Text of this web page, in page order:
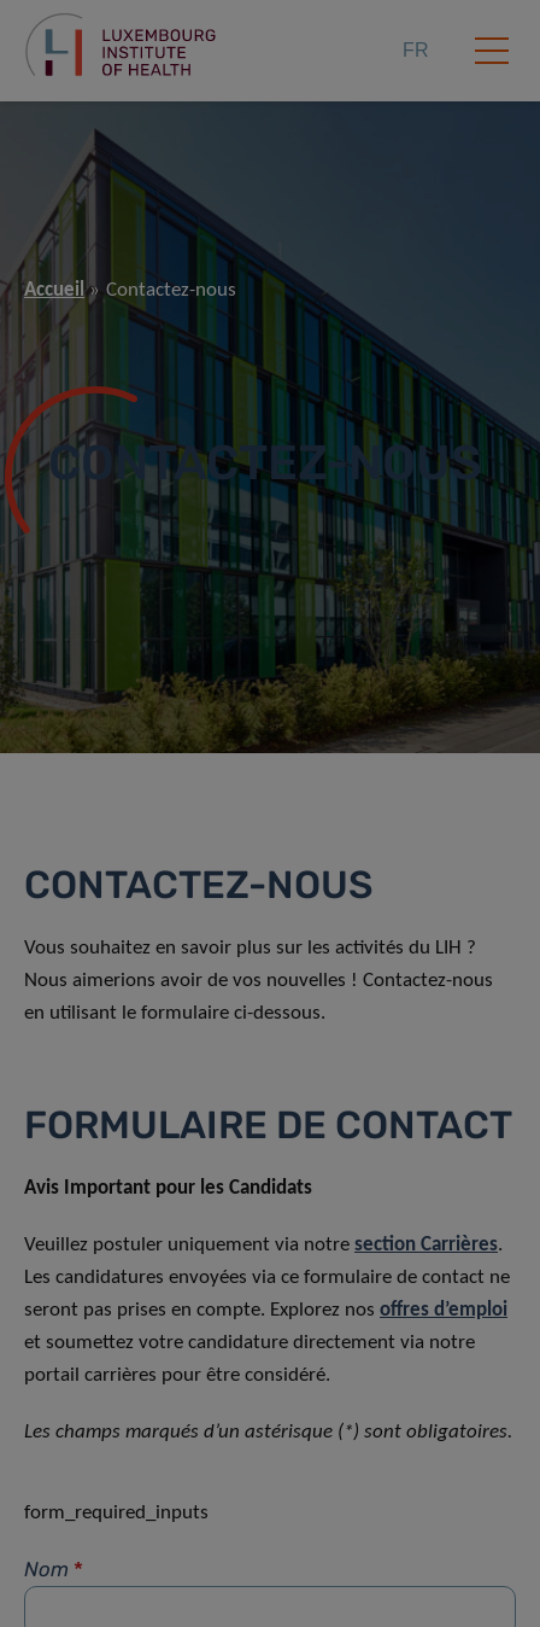
FR
Accueil Contactez-nous
CONTACTEZ-NOUS
CONTACTEZ-NOUS
Vous souhaitez en savoir plus sur les activités du LIH ?
Nous aimerions avoir de vos nouvelles ! Contactez-nous
en utilisant le formulaire ci-dessous.
FORMULAIRE DE CONTACT
Avis Important pour les Candidats
Veuillez postuler uniquement via notre section Carrières.
Les candidatures envoyées via ce formulaire de contact ne
seront pas prises en compte. Explorez nos offres d’emploi
et soumettez votre candidature directement via notre
portail carrières pour être considéré.
Les champs marqués d’un astérisque (*) sont obligatoires.
form_required_inputs
Nom *